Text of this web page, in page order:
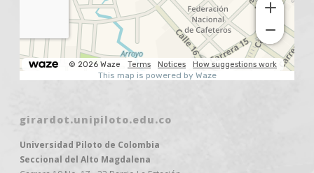
girardot.unipiloto.edu.co
Universidad Piloto de Colombia
Seccional del Alto Magdalena